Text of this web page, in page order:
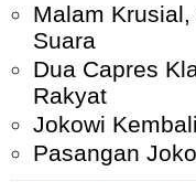
Malam
Suara
Dua Capres
Rakyat
Jokowi
Pasangan